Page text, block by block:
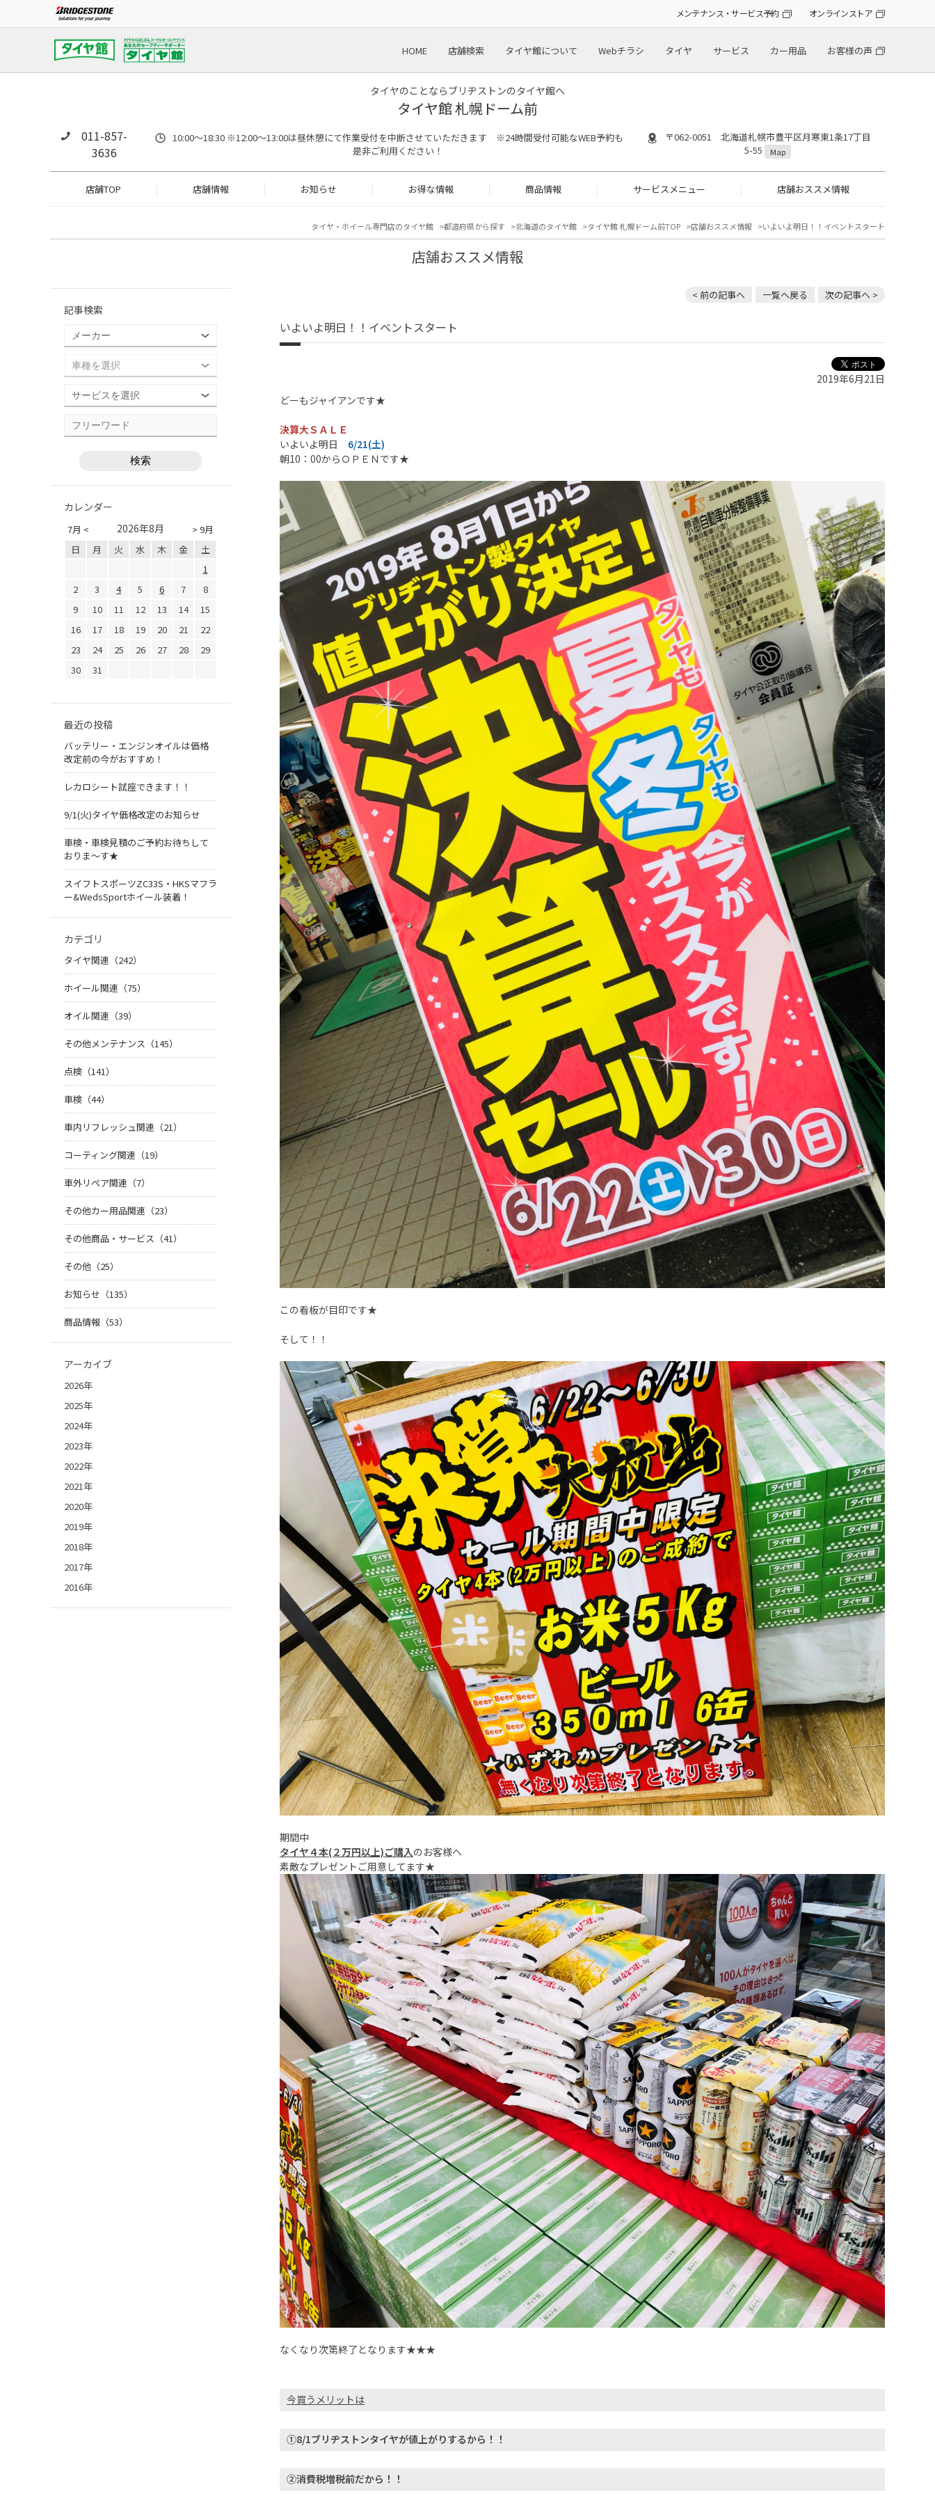
メンテナンス・サービス予約 オンラインストア
HOME 店舗検索 タイヤ館について Webチラシ タイヤ サービス カー用品 お客様の声
タイヤのことならブリヂストンのタイヤ館へ
タイヤ館 札幌ドーム前
011-857-
3636
10:00～18:30 ※12:00～13:00は昼休憩にて作業受付を中断させていただきます ※24時間受付可能なWEB予約も
是非ご利用ください！
〒062-0051 北海道札幌市豊平区月寒東1条17丁目
5-55
Map
店舗TOP 店舗情報 お知らせ お得な情報 商品情報 サービスメニュー 店舗おススメ情報
タイヤ・ホイール専門店のタイヤ館 都道府県から探す 北海道のタイヤ館 タイヤ館 札幌ドーム前TOP 店舗おススメ情報 いよいよ明日！！イベントスタート
店舗おススメ情報
< 前の記事へ 一覧へ戻る 次の記事へ >
いよいよ明日！！イベントスタート
2019年6月21日
どーもジャイアンです★
決算大ＳＡＬＥ
いよいよ明日 6/21(土)
朝10：00からＯＰＥＮです★
この看板が目印です★
そして！！
期間中
タイヤ４本(２万円以上)ご購入のお客様へ
素敵なプレゼントご用意してます★
なくなり次第終了となります★★★
今買うメリットは
①8/1ブリヂストンタイヤが値上がりするから！！
②消費税増税前だから！！
記事検索
カレンダー
7月 < > 9月
2026年8月
日 月 火 水 木 金
土
1
2
3 4 5 6 7
8
9
10 11 12 13 14
15
16
17 18 19 20 21
22
23
24 25 26 27 28
29
30
31
最近の投稿
バッテリー・エンジンオイルは価格
改定前の今がおすすめ！
レカロシート試座できます！！
9/1(火)タイヤ価格改定のお知らせ
車検・車検見積のご予約お待ちして
おりま～す★
スイフトスポーツZC33S・HKSマフラ
ー&WedsSportホイール装着！
カテゴリ
タイヤ関連（242）
ホイール関連（75）
オイル関連（39）
その他メンテナンス（145）
点検（141）
車検（44）
車内リフレッシュ関連（21）
コーティング関連（19）
車外リペア関連（7）
その他カー用品関連（23）
その他商品・サービス（41）
その他（25）
お知らせ（135）
商品情報（53）
アーカイブ
2026年
2025年
2024年
2023年
2022年
2021年
2020年
2019年
2018年
2017年
2016年